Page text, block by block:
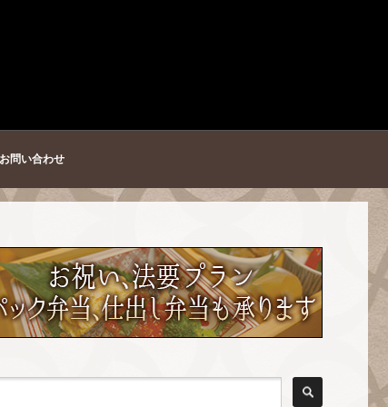
お問い合わせ